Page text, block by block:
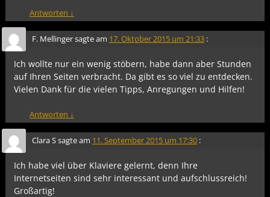
Antworten ↓
F. Mellingersagte am 17. Oktober 2015 um 21:33 :
Ich wollte nur ein wenig stöbern, habe dann aber Stunden
auf Ihren Seiten verbracht. Da gibt es so viel zu entdecken.
Vielen Dank für die vielen Tipps, Anregungen und Hilfen!
Antworten ↓
Clara Ssagte am 11. September 2015 um 17:30 :
Ich habe viel über Klaviere gelernt, denn Ihre
Internetseiten sind sehr interessant und aufschlussreich!
Großartig!